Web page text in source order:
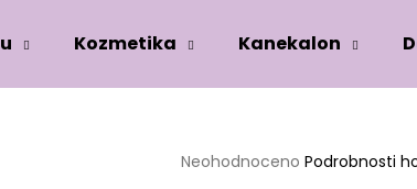
Kozmetika Kanekalon
Průměrné
Neohodnoceno Podrobnosti
najít?